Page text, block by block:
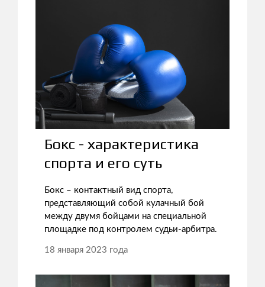
Бокс - характеристика
спорта и его суть
Бокс – контактный вид спорта,
представляющий собой кулачный бой
между двумя бойцами на специальной
площадке под контролем судьи-арбитра.
18 января 2023 года